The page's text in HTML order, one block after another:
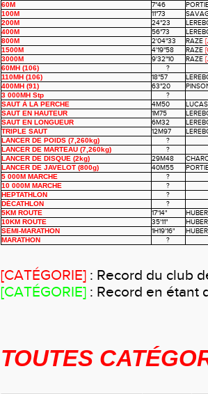
60M 7"46
100M 11"73
200M 24"23
400M 56"73
800M 2'04"33 RAZE
1500M 4'19"58 RAZE
3000M 9'32"10 RAZE
60MH (106) ?
110MH (106) 18"57
400MH (91) 63"20
3 000MH Stp ?
SAUT À LA PERCHE 4M50
SAUT EN HAUTEUR 1M75
SAUT EN LONGUEUR 6M32
TRIPLE SAUT 12M97
LANCER DE POIDS (7,260kg) ?
LANCER DE MARTEAU (7,260kg) ?
LANCER DE DISQUE (2kg) 29M48
LANCER DE JAVELOT (800g) 40M55
5 000M MARCHE ?
10 000M MARCHE ?
HEPTATHLON ?
DÉCATHLON ?
5KM ROUTE 17'14"
10KM ROUTE 35'11"
SEMI-MARATHON 1H19'16"
MARATHON ?
[CATÉGORIE] : Record du club
[CATÉGORIE] : Record en étant
TOUTES